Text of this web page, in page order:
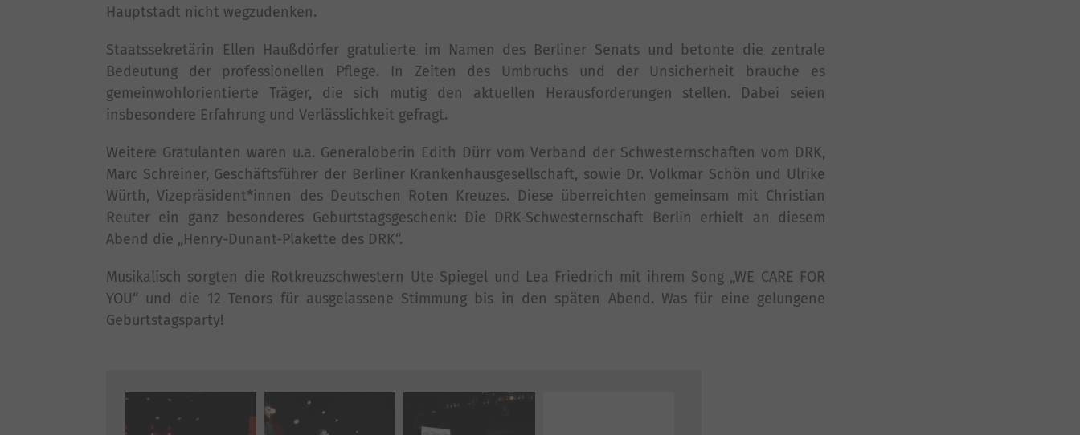
Hauptstadt nicht wegzudenken.
Staatssekretärin Ellen Haußdörfer gratulierte im Namen des Berliner Senats und betonte die zentrale
Bedeutung der professionellen Pflege. In Zeiten des Umbruchs und der Unsicherheit brauche es
gemeinwohlorientierte Träger, die sich mutig den aktuellen Herausforderungen stellen. Dabei seien
insbesondere Erfahrung und Verlässlichkeit gefragt.
Weitere Gratulanten waren u.a. Generaloberin Edith Dürr vom Verband der Schwesternschaften vom DRK,
Marc Schreiner, Geschäftsführer der Berliner Krankenhausgesellschaft, sowie Dr. Volkmar Schön und Ulrike
Würth, Vizepräsident*innen des Deutschen Roten Kreuzes. Diese überreichten gemeinsam mit Christian
Reuter ein ganz besonderes Geburtstagsgeschenk: Die DRK-Schwesternschaft Berlin erhielt an diesem
Abend die „Henry-Dunant-Plakette des DRK“.
Musikalisch sorgten die Rotkreuzschwestern Ute Spiegel und Lea Friedrich mit ihrem Song „WE CARE FOR
YOU“ und die 12 Tenors für ausgelassene Stimmung bis in den späten Abend. Was für eine gelungene
Geburtstagsparty!